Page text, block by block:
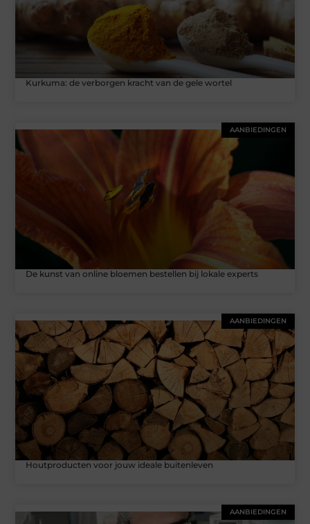
Kurkuma: de verborgen kracht van de gele wortel
AANBIEDINGEN
De kunst van online bloemen bestellen bij lokale experts
AANBIEDINGEN
Houtproducten voor jouw ideale buitenleven
AANBIEDINGEN